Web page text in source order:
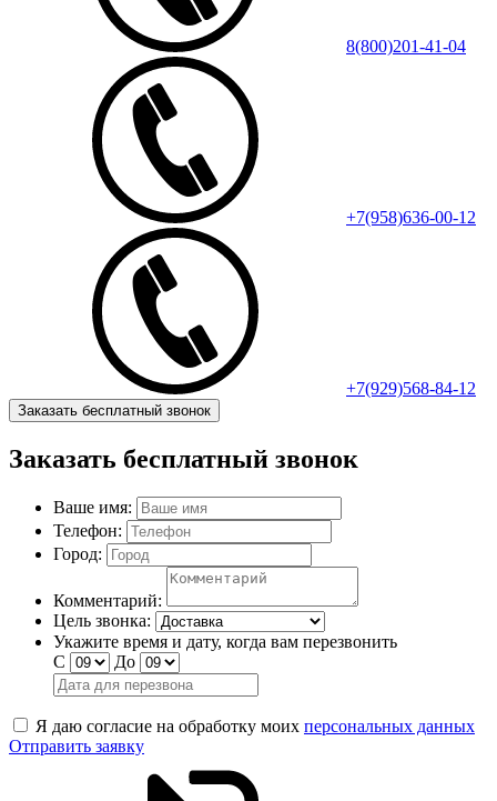
8(800)201-41-04
+7(958)636-00-12
+7(929)568-84-12
Заказать бесплатный звонок
Заказать бесплатный звонок
Ваше имя:
Телефон:
Город:
Комментарий:
Цель звонка:
Укажите время и дату, когда вам перезвонить
С
До
Я даю согласие на обработку моих персональных данных
Отправить заявку